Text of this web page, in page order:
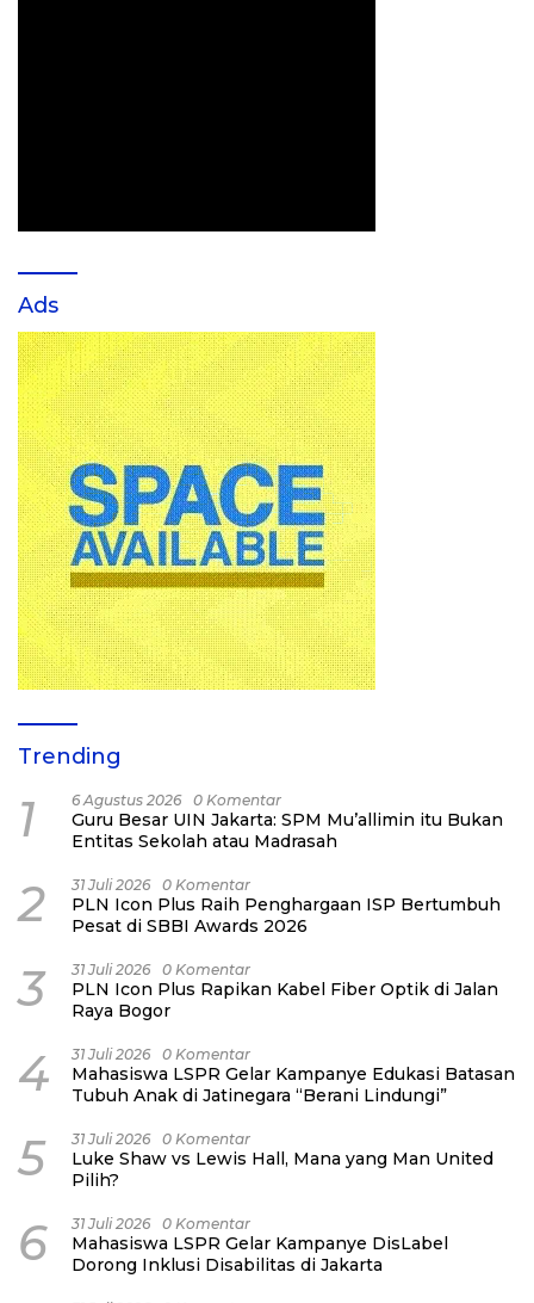
Ads
Trending
1 6 Agustus 2026 0 Komentar
Guru Besar UIN Jakarta: SPM Mu’allimin itu Bukan
Entitas Sekolah atau Madrasah
2 31 Juli 2026 0 Komentar
PLN Icon Plus Raih Penghargaan ISP Bertumbuh
Pesat di SBBI Awards 2026
3 31 Juli 2026 0 Komentar
PLN Icon Plus Rapikan Kabel Fiber Optik di Jalan
Raya Bogor
4 31 Juli 2026 0 Komentar
Mahasiswa LSPR Gelar Kampanye Edukasi Batasan
Tubuh Anak di Jatinegara “Berani Lindungi”
5 31 Juli 2026 0 Komentar
Luke Shaw vs Lewis Hall, Mana yang Man United
Pilih?
6 31 Juli 2026 0 Komentar
Mahasiswa LSPR Gelar Kampanye DisLabel
Dorong Inklusi Disabilitas di Jakarta